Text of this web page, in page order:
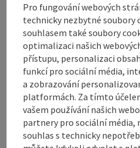
Označit příspěvek
přejít na poznámky
Vytvořit PDF
powered byTOURDATA
Pro fungování webových
technicky nezbytné soubory
souhlasem také soubory
optimalizaci našich
přístupu, personalizaci
funkcí pro sociální média,
a zobrazování
platformách. Za tímto
vašem používání našich
partnery pro sociální média,
souhlas s technicky